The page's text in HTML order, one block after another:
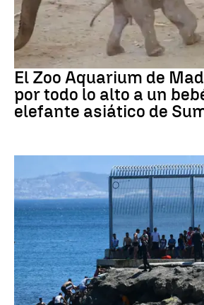
Zoo de Madrid
El Zoo Aquarium de
por todo lo alto a un
elefante asiático de